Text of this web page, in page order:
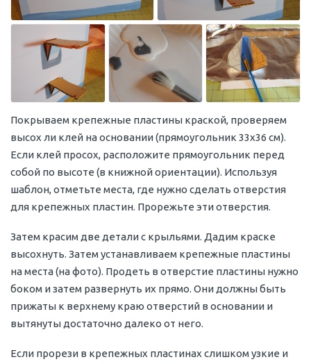
Покрываем крепежные пластины краской, проверяем
высох ли клей на основании (прямоугольник 33х36 см).
Если клей просох, расположите прямоугольник перед
собой по высоте (в книжной ориентации). Используя
шаблон, отметьте места, где нужно сделать отверстия
для крепежных пластин. Прорежьте эти отверстия.
Затем красим две детали с крыльями. Дадим краске
высохнуть. Затем устанавливаем крепежные пластины
на места (на фото). Продеть в отверстие пластины нужно
боком и затем развернуть их прямо. Они должны быть
прижаты к верхнему краю отверстий в основании и
вытянуты достаточно далеко от него.
Если прорези в крепежных пластинах слишком узкие и